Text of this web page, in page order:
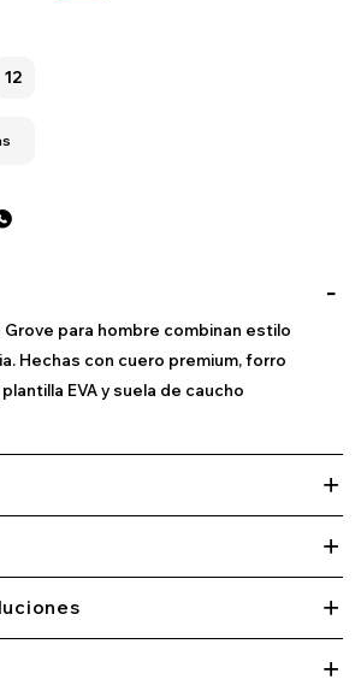
12
Grove para hombre combinan estilo
Hechas con cuero premium, forro
EVA y suela de caucho